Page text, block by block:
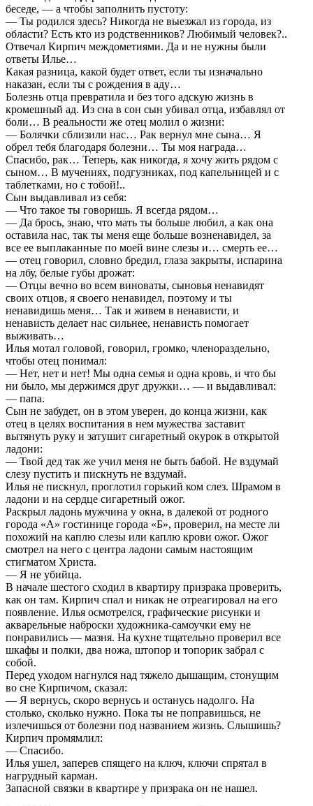
беседе, — а чтобы заполнить пустоту:
— Ты родился здесь? Никогда не выезжал из города, из
области? Есть кто из родственников? Любимый человек?..
Отвечал Кирпич междометиями. Да и не нужны были
ответы Илье…
Какая разница, какой будет ответ, если ты изначально
наказан, если ты с рождения в аду…
Болезнь отца превратила и без того адскую жизнь в
кромешный ад. Из сна в сон сын убивал отца, избавлял от
боли… В реальности же отец молил о жизни:
— Болячки сблизили нас… Рак вернул мне сына… Я
обрел тебя благодаря болезни… Ты моя награда…
Спасибо, рак… Теперь, как никогда, я хочу жить рядом с
сыном… В мучениях, подгузниках, под капельницей и с
таблетками, но с тобой!..
Сын выдавливал из себя:
— Что такое ты говоришь. Я всегда рядом…
— Да брось, знаю, что мать ты больше любил, а как она
оставила нас, так ты меня еще больше возненавидел, за
все ее выплаканные по моей вине слезы и… смерть ее…
— отец говорил, словно бредил, глаза закрыты, испарина
на лбу, белые губы дрожат:
— Отцы вечно во всем виноваты, сыновья ненавидят
своих отцов, я своего ненавидел, поэтому и ты
ненавидишь меня… Так и живем в ненависти, и
ненависть делает нас сильнее, ненависть помогает
выживать…
Илья мотал головой, говорил, громко, членораздельно,
чтобы отец понимал:
— Нет, нет и нет! Мы одна семья и одна кровь, и что бы
ни было, мы держимся друг дружки… — и выдавливал:
— папа.
Сын не забудет, он в этом уверен, до конца жизни, как
отец в целях воспитания в нем мужества заставит
вытянуть руку и затушит сигаретный окурок в открытой
ладони:
— Твой дед так же учил меня не быть бабой. Не вздумай
слезу пустить и пискнуть не вздумай.
Илья не пискнул, проглотил горький ком слез. Шрамом в
ладони и на сердце сигаретный ожог.
Раскрыл ладонь мужчина у окна, в далекой от родного
города «А» гостинице города «Б», проверил, на месте ли
похожий на каплю слезы или каплю крови ожог. Ожог
смотрел на него с центра ладони самым настоящим
стигматом Христа.
— Я не убийца.
В начале шестого сходил в квартиру призрака проверить,
как он там. Кирпич спал и никак не отреагировал на его
появление. Илья осмотрелся, графические рисунки и
акварельные наброски художника-самоучки ему не
понравились — мазня. На кухне тщательно проверил все
шкафы и полки, два ножа, штопор и топорик забрал с
собой.
Перед уходом нагнулся над тяжело дышащим, стонущим
во сне Кирпичом, сказал:
— Я вернусь, скоро вернусь и останусь надолго. На
столько, сколько нужно. Пока ты не поправишься, не
излечишься от болезни под названием жизнь. Слышишь?
Кирпич промямлил:
— Спасибо.
Илья ушел, заперев спящего на ключ, ключи спрятал в
нагрудный карман.
Запасной связки в квартире у призрака он не нашел.